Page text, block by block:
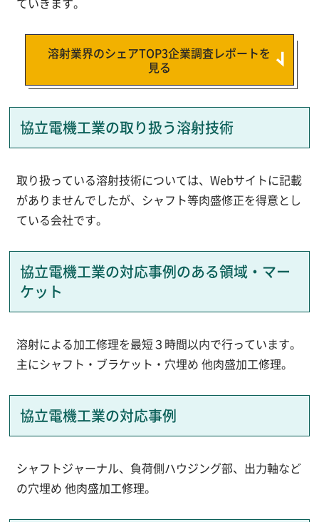
溶射業界のシェアTOP3企業調査レポートを
見る
協立電機工業の取り扱う溶射技術
取り扱っている溶射技術については、Webサイトに記載
がありませんでしたが、シャフト等肉盛修正を得意とし
ている会社です。
協立電機工業の対応事例のある領域・マー
ケット
溶射による加工修理を最短３時間以内で行っています。
主にシャフト・ブラケット・穴埋め 他肉盛加工修理。
協立電機工業の対応事例
シャフトジャーナル、負荷側ハウジング部、出力軸など
の穴埋め 他肉盛加工修理。